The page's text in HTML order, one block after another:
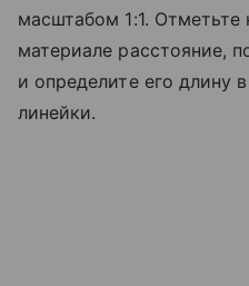
масштабом 1:1.
материале расстояние,
и определите его длину
линейки.